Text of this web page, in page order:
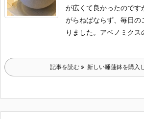
が広くて良かったのです
がらねばならず、毎日の
りました。 アベノミクス
記事を読む 新しい睡蓮鉢を購入